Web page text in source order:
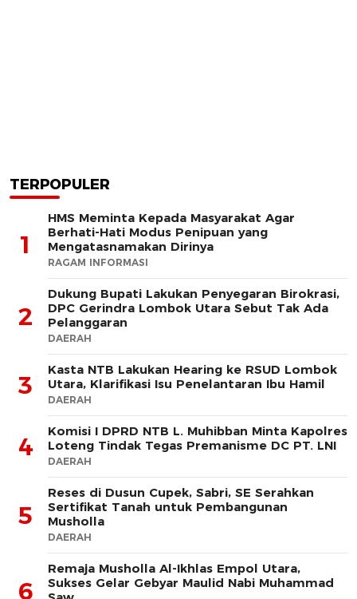
TERPOPULER
1
HMS Meminta Kepada Masyarakat Agar
Berhati-Hati Modus Penipuan yang
Mengatasnamakan Dirinya
RAGAM INFORMASI
2
Dukung Bupati Lakukan Penyegaran Birokrasi,
DPC Gerindra Lombok Utara Sebut Tak Ada
Pelanggaran
DAERAH
3
Kasta NTB Lakukan Hearing ke RSUD Lombok
Utara, Klarifikasi Isu Penelantaran Ibu Hamil
DAERAH
4
Komisi I DPRD NTB L. Muhibban Minta Kapolres
Loteng Tindak Tegas Premanisme DC PT. LNI
DAERAH
5
Reses di Dusun Cupek, Sabri, SE Serahkan
Sertifikat Tanah untuk Pembangunan
Musholla
DAERAH
6
Remaja Musholla Al-Ikhlas Empol Utara,
Sukses Gelar Gebyar Maulid Nabi Muhammad